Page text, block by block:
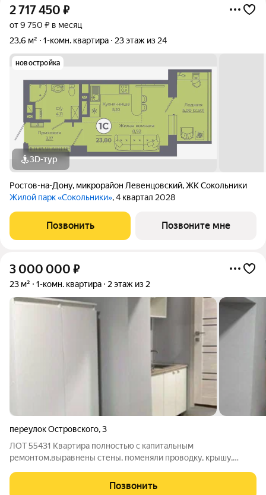
2 717 450 ₽
от 9 750 ₽ в месяц
23,6 м²
1-комн. квартира 23 этаж из 24
новостройка
3D-тур
Ростов-на-Дону, микрорайон Левенцовский,ЖК Сокольники
Жилой парк «Сокольники», 4 квартал 2028
Позвонить Позвоните мне
3 000 000 ₽
23 м² 1-комн. квартира 2 этаж из 2
переулок Островского,3
ЛОТ 55431 Квартира полностью с капитальным
ремонтом,выравнены стены, поменяли проводку, крышу,
ремонтом. В близи ЖД вокзала, футбольный стадион,
Позвонить